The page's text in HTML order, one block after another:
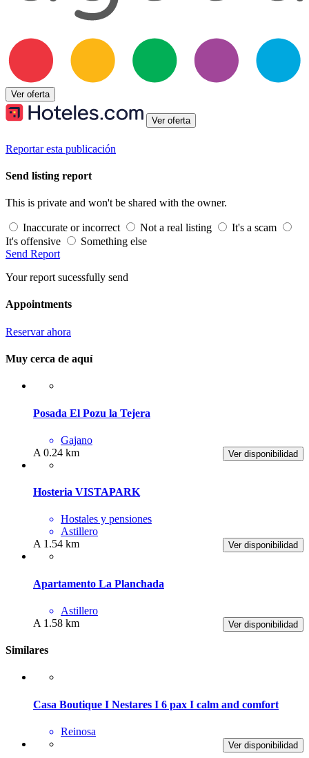
Ver oferta
Ver oferta
Reportar esta publicación
Send listing report
This is private and won't be shared with the owner.
Inaccurate or incorrect Not a real listing
It's a scam
It's offensive
Something else
Send Report
Your report sucessfully send
Appointments
Reservar ahora
Muy cerca de aquí
Posada El Pozu la Tejera
Gajano
Ver disponibilidad
A 0.24 km
Hosteria VISTAPARK
Hostales y pensiones
Astillero
Ver disponibilidad
A 1.54 km
Apartamento La Planchada
Astillero
Ver disponibilidad
A 1.58 km
Similares
Casa Boutique I Nestares I 6 pax I calm and comfort
Reinosa
Ver disponibilidad